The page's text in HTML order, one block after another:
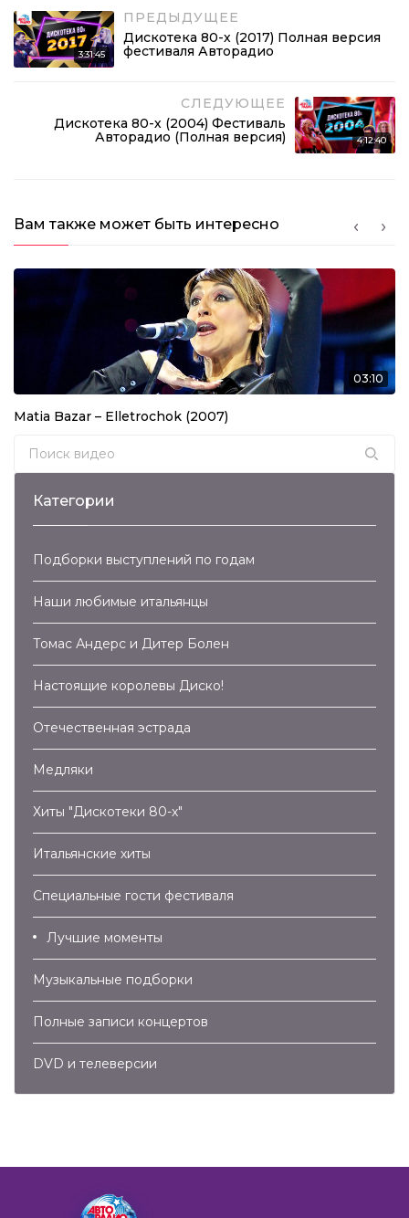
3:31:45
ПРЕДЫДУЩЕЕ
Дискотека 80-х (2017) Полная версия
фестиваля Авторадио
СЛЕДУЮЩЕЕ
Дискотека 80-х (2004) Фестиваль
Авторадио (Полная версия)
4:12:40
Вам также может быть интересно
03:10
Matia Bazar – Elletrochok (2007)
Search for:
Категории
Подборки выступлений по годам
Наши любимые итальянцы
Томас Андерс и Дитер Болен
Настоящие королевы Диско!
Отечественная эстрада
Медляки
Хиты "Дискотеки 80-х"
Итальянские хиты
Специальные гости фестиваля
Лучшие моменты
Музыкальные подборки
Полные записи концертов
DVD и телеверсии